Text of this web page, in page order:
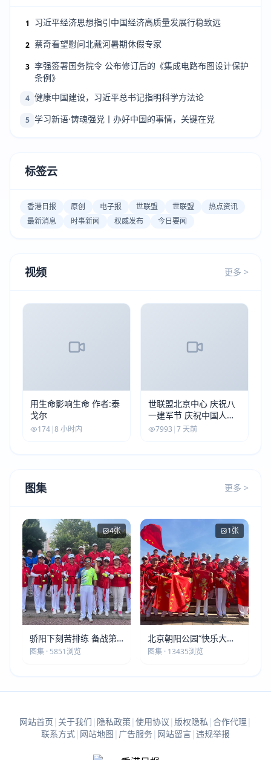
1 习近平经济思想指引中国经济高质量发展行稳致远
2 蔡奇看望慰问北戴河暑期休假专家
3 李强签署国务院令 公布修订后的《集成电路布图设计保护
条例》
4 健康中国建设，习近平总书记指明科学方法论
5 学习新语·铸魂强党丨办好中国的事情，关键在党
标签云
香港日报 原创 电子报 世联盟 世联盟
热点资讯
最新消息
时事新闻 权威发布 今日要闻
视频 更多 >
用生命影响生命 作者:泰
戈尔
174|8 小时内
世联盟北京中心 庆祝八
一建军节 庆祝中国人民
解放军建军99周年
7993 |7 天前
图集 更多 >
4张
骄阳下刻苦排练 备战第
五届莫斯科世界大健康运
图集 · 5851浏览
1张
北京朝阳公园“快乐大本
营”建党105周年庆祝活动
图集 · 13435浏览
网站首页 | 关于我们 | 隐私政策| 使用协议 | 版权隐私 | 合作代理 |
联系方式| 网站地图 | 广告服务| 网站留言| 违规举报